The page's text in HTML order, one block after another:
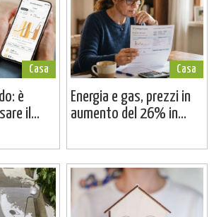
Casa
è
il...
Casa
Energia e gas, prezzi in
aumento del 26% in...